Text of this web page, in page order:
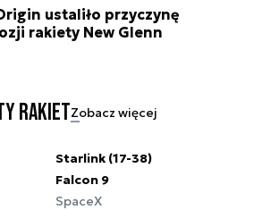
ustaliło przyczynę
rakiety New Glenn
rakietZobacz więcej
Starlink (17-38)
Falcon 9
SpaceX